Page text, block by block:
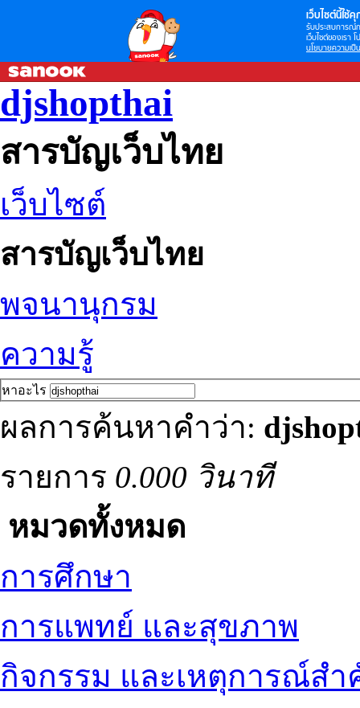
เว็บไซต์นี้ใช้คุ
รับประสบการณ์
เว็บไซต์ของเรา
นโยบายความเป็
djshopthai
สารบัญเว็บไทย
เว็บไซต์
สารบัญเว็บไทย
พจนานุกรม
ความรู้
หาอะไร
ผลการค้นหาคำว่า:
รายการ 0.000 วินาที
หมวดทั้งหมด
การศึกษา
การแพทย์ และสุขภาพ
กิจกรรม และเหตุการณ์ส